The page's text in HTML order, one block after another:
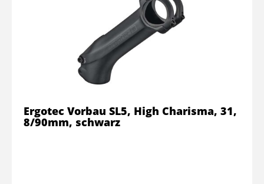
Ergotec Vorbau SL5, High Charisma, 31,
8/90mm, schwarz